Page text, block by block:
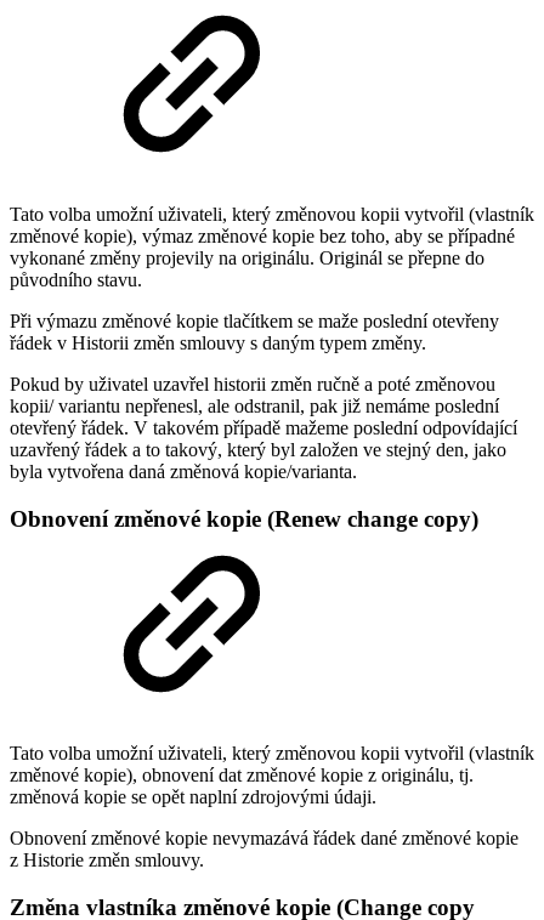
Tato volba umožní uživateli, který změnovou kopii vytvořil (vlastník
změnové kopie), výmaz změnové kopie bez toho, aby se případné
vykonané změny projevily na originálu. Originál se přepne do
původního stavu.
Při výmazu změnové kopie tlačítkem se maže poslední otevřeny
řádek v Historii změn smlouvy s daným typem změny.
Pokud by uživatel uzavřel historii změn ručně a poté změnovou
kopii/ variantu nepřenesl, ale odstranil, pak již nemáme poslední
otevřený řádek. V takovém případě mažeme poslední odpovídající
uzavřený řádek a to takový, který byl založen ve stejný den, jako
byla vytvořena daná změnová kopie/varianta.
Obnovení změnové kopie (Renew change copy)
Tato volba umožní uživateli, který změnovou kopii vytvořil (vlastník
změnové kopie), obnovení dat změnové kopie z originálu, tj.
změnová kopie se opět naplní zdrojovými údaji.
Obnovení změnové kopie nevymazává řádek dané změnové kopie
z Historie změn smlouvy.
Změna vlastníka změnové kopie (Change copy